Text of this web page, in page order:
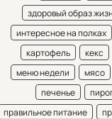
здоровый образ
интересное на полках
картофель
кекс
меню недели
мясо
печенье
правильное питание